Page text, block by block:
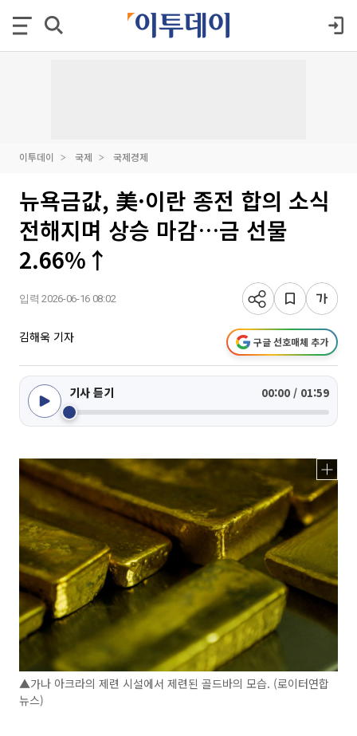
이투데이 국제 국제경제
뉴욕금값, 美·이란 종전 합의 소식
전해지며 상승 마감…금 선물
2.66%↑
입력 2026-06-16 08:02
김해욱 기자 구글 선호매체 추가
기사 듣기 00:00 / 01:59
▲가나 아크라의 제련 시설에서 제련된 골드바의 모습. (로이터연합
뉴스)